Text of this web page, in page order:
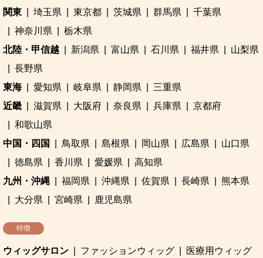
関東
埼玉県 東京都 茨城県 群馬県
千葉県
神奈川県
栃木県
北陸・甲信越
新潟県 富山県 石川県 福井県
山梨県
長野県
東海
愛知県 岐阜県 静岡県
三重県
近畿
滋賀県 大阪府 奈良県 兵庫県
京都府
和歌山県
中国・四国
鳥取県 島根県 岡山県 広島県
山口県
徳島県
香川県 愛媛県
高知県
九州・沖縄
福岡県 沖縄県 佐賀県 長崎県
熊本県
大分県
宮崎県 鹿児島県
特徴
ウィッグサロン ファッションウィッグ
医療用ウィッグ